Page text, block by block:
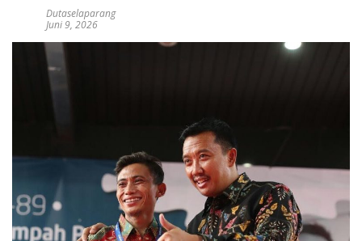
Dutaselaparang
Juni 9, 2026